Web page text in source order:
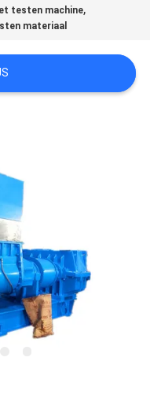
testen machine,
materiaal